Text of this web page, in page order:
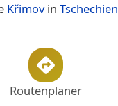
Křimovin Tschechien
Routenplaner